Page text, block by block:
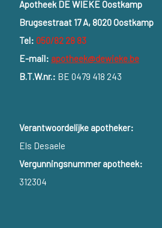
Apotheek DE WIEKE Oostkamp
Brugsestraat 17 A, 8020 Oostkamp
Tel: 050/82 28 83
E-mail: apotheek@dewieke.be
B.T.W.nr.: BE 0479 418 243
Verantwoordelijke apotheker:
Els Desaele
Vergunningsnummer apotheek:
312304